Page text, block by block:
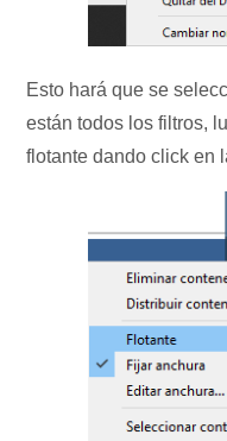
Esto hará que se
están todos los filtros,
flotante dando click en